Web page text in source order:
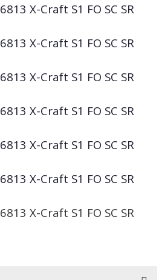
6813 X-Craft S1 FO SC SR
6813 X-Craft S1 FO SC SR
6813 X-Craft S1 FO SC SR
6813 X-Craft S1 FO SC SR
6813 X-Craft S1 FO SC SR
6813 X-Craft S1 FO SC SR
6813 X-Craft S1 FO SC SR